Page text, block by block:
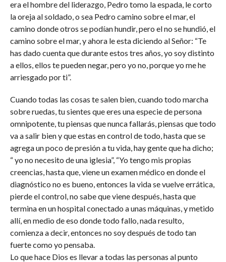
era el hombre del liderazgo, Pedro tomo la espada, le corto
la oreja al soldado, o sea Pedro camino sobre el mar, el
camino donde otros se podían hundir, pero el no se hundió, el
camino sobre el mar, y ahora le esta diciendo al Señor: “Te
has dado cuenta que durante estos tres años, yo soy distinto
a ellos, ellos te pueden negar, pero yo no, porque yo me he
arriesgado por ti”.
Cuando todas las cosas te salen bien, cuando todo marcha
sobre ruedas, tu sientes que eres una especie de persona
omnipotente, tu piensas que nunca fallarás, piensas que todo
va a salir bien y que estas en control de todo, hasta que se
agrega un poco de presión a tu vida, hay gente que ha dicho;
“ yo no necesito de una iglesia”, “Yo tengo mis propias
creencias, hasta que, viene un examen médico en donde el
diagnóstico no es bueno, entonces la vida se vuelve errática,
pierde el control, no sabe que viene después, hasta que
termina en un hospital conectado a unas máquinas, y metido
allí, en medio de eso donde todo fallo, nada resulto,
comienza a decir, entonces no soy después de todo tan
fuerte como yo pensaba.
Lo que hace Dios es llevar a todas las personas al punto